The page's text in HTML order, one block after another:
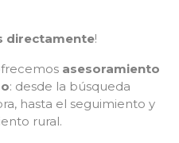
directamente!
asesoramiento
: desde la búsqueda
hasta el seguimiento y
rural.